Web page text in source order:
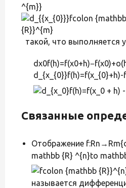
^{m}}
такой, что выполняется
d_{x_{0}}f(h)=f(x_{0}+h)-
Связанные
Отображение
mathbb {R} ^{n}to
называется